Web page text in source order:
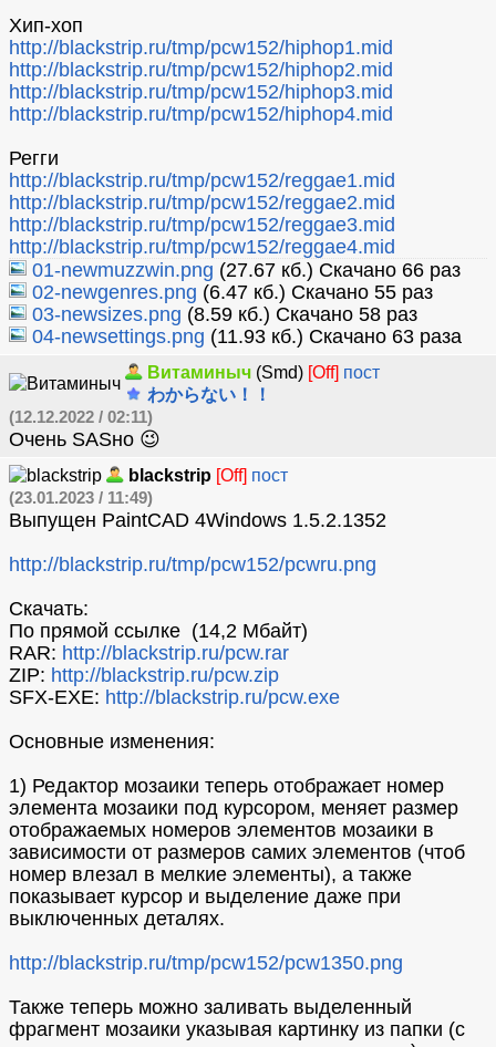
Хип-хоп
http://blackstrip.ru/tmp/pcw152/hiphop1.mid
http://blackstrip.ru/tmp/pcw152/hiphop2.mid
http://blackstrip.ru/tmp/pcw152/hiphop3.mid
http://blackstrip.ru/tmp/pcw152/hiphop4.mid
Регги
http://blackstrip.ru/tmp/pcw152/reggae1.mid
http://blackstrip.ru/tmp/pcw152/reggae2.mid
http://blackstrip.ru/tmp/pcw152/reggae3.mid
http://blackstrip.ru/tmp/pcw152/reggae4.mid
01-newmuzzwin.png (27.67 кб.) Скачано 66 раз
02-newgenres.png (6.47 кб.) Скачано 55 раз
03-newsizes.png (8.59 кб.) Скачано 58 раз
04-newsettings.png (11.93 кб.) Скачано 63 раза
Витаминыч (Smd) [Off] пост
わからない！！
(12.12.2022 / 02:11)
Очень SASно 😉
blackstrip [Off] пост
(23.01.2023 / 11:49)
Выпущен PaintCAD 4Windows 1.5.2.1352
http://blackstrip.ru/tmp/pcw152/pcwru.png
Скачать:
По прямой ссылке (14,2 Мбайт)
RAR: http://blackstrip.ru/pcw.rar
ZIP: http://blackstrip.ru/pcw.zip
SFX-EXE: http://blackstrip.ru/pcw.exe
Основные изменения:
1) Редактор мозаики теперь отображает номер
элемента мозаики под курсором, меняет размер
отображаемых номеров элементов мозаики в
зависимости от размеров самих элементов (чтоб
номер влезал в мелкие элементы), а также
показывает курсор и выделение даже при
выключенных деталях.
http://blackstrip.ru/tmp/pcw152/pcw1350.png
Также теперь можно заливать выделенный
фрагмент мозаики указывая картинку из папки (с